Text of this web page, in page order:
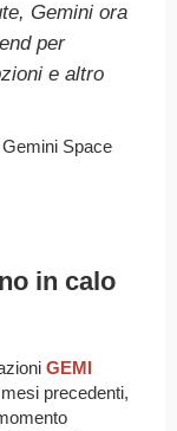
Gemini ora
per
e altro
Space
in calo
GEMI
precedenti,